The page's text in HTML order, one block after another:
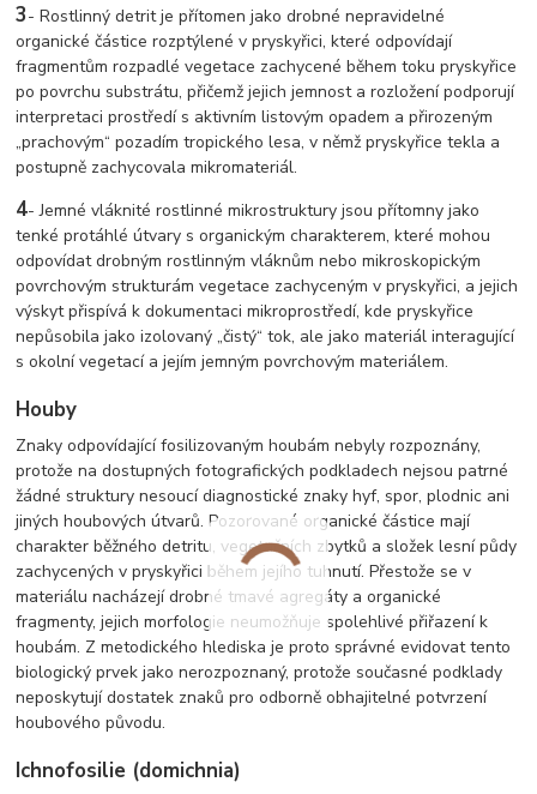
3- Rostlinný detrit je přítomen jako drobné nepravidelné
organické částice rozptýlené v pryskyřici, které odpovídají
fragmentům rozpadlé vegetace zachycené během toku pryskyřice
po povrchu substrátu, přičemž jejich jemnost a rozložení podporují
interpretaci prostředí s aktivním listovým opadem a přirozeným
„prachovým“ pozadím tropického lesa, v němž pryskyřice tekla a
postupně zachycovala mikromateriál.
4- Jemné vláknité rostlinné mikrostruktury jsou přítomny jako
tenké protáhlé útvary s organickým charakterem, které mohou
odpovídat drobným rostlinným vláknům nebo mikroskopickým
povrchovým strukturám vegetace zachyceným v pryskyřici, a jejich
výskyt přispívá k dokumentaci mikroprostředí, kde pryskyřice
nepůsobila jako izolovaný „čistý“ tok, ale jako materiál interagující
s okolní vegetací a jejím jemným povrchovým materiálem.
Houby
Znaky odpovídající fosilizovaným houbám nebyly rozpoznány,
protože na dostupných fotografických podkladech nejsou patrné
žádné struktury nesoucí diagnostické znaky hyf, spor, plodnic ani
jiných houbových útvarů. Pozorované organické částice mají
charakter běžného detritu, vegetačních zbytků a složek lesní půdy
zachycených v pryskyřici během jejího tuhnutí. Přestože se v
materiálu nacházejí drobné tmavé agregáty a organické
fragmenty, jejich morfologie neumožňuje spolehlivé přiřazení k
houbám. Z metodického hlediska je proto správné evidovat tento
biologický prvek jako nerozpoznaný, protože současné podklady
neposkytují dostatek znaků pro odborně obhajitelné potvrzení
houbového původu.
Ichnofosilie (domichnia)